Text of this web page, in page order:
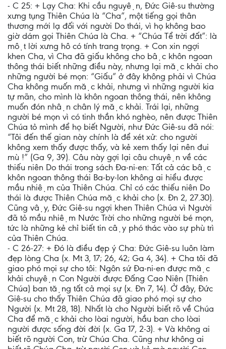
- C 25: + Lạy Cha: Khi cầu nguyện, Đức Giê-su thường
xưng tụng Thiên Chúa là “Cha”, một tiếng gọi thân
thương mới lạ đối với người Do thái, vì họ không bao
giờ dám gọi Thiên Chúa là Cha. + “Chúa Tể trời đất”: là
một lời xưng hô có tính trang trọng. + Con xin ngợi
khen Cha, vì Cha đã giấu không cho bậc khôn ngoan
thông thái biết những điều này, nhưng lại mặc khải cho
những người bé mọn: “Giấu” ở đây không phải vì Chúa
Cha không muốn mặc khải, nhưng vì những người kia
tự mãn, cho mình là khôn ngoan thông thái, nên không
muốn đón nhận chân lý mặc khải. Trái lại, những
người bé mọn vì có tinh thần khó nghèo, nên được Thiên
Chúa tỏ mình để họ biết Người, như Đức Giê-su đã nói:
“Tôi đến thế gian này chính là để xét xử: cho người
không xem thấy được thấy, và kẻ xem thấy lại nên đui
mù !” (Ga 9, 39). Câu này gợi lại câu chuyện về các
thiếu niên Do thái trong sách Đa-ni-en: Tất cả các bậc
khôn ngoan thông thái Ba-by-lon không ai hiểu được
mầu nhiệm của Thiên Chúa. Chỉ có các thiếu niên Do
thái là được Thiên Chúa mặc khải cho (x. Đn 2, 27.30).
Cũng vậy, Đức Giê-su ngợi khen Thiên Chúa vì Người
đã tỏ mầu nhiệm Nước Trời cho những người bé mọn,
tức là những kẻ chỉ biết tin cậy phó thác vào sự phù trì
của Thiên Chúa.
- C 26-27: + Đó là điều đẹp ý Cha: Đức Giê-su luôn làm
đẹp lòng Cha (x. Mt 3, 17; 26, 42; Ga 4, 34). + Cha tôi đã
giao phó mọi sự cho tôi: Ngôn sứ Đa-ni-en được mặc
khải chuyện Con Người được Đấng Cao Niên (Thiên
Chúa) ban tặng tất cả mọi sự (x. Đn 7, 14). Ở đây, Đức
Giê-su cho thấy Thiên Chúa đã giao phó mọi sự cho
Người (x. Mt 28, 18). Nhất là cho Người biết rõ về Chúa
Cha để mặc khải cho lòai người, hầu ban cho lòai
người được sống đời đời (x. Ga 17, 2-3). + Và không ai
biết rõ người Con, trừ Chúa Cha. Cũng như không ai